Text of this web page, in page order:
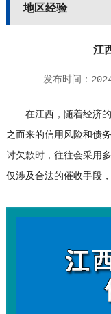
地区经验
江
发布时间：
在江西，随着经济的
之而来的信用风险和债
讨欠款时，往往会采用
仅涉及合法的催收手段